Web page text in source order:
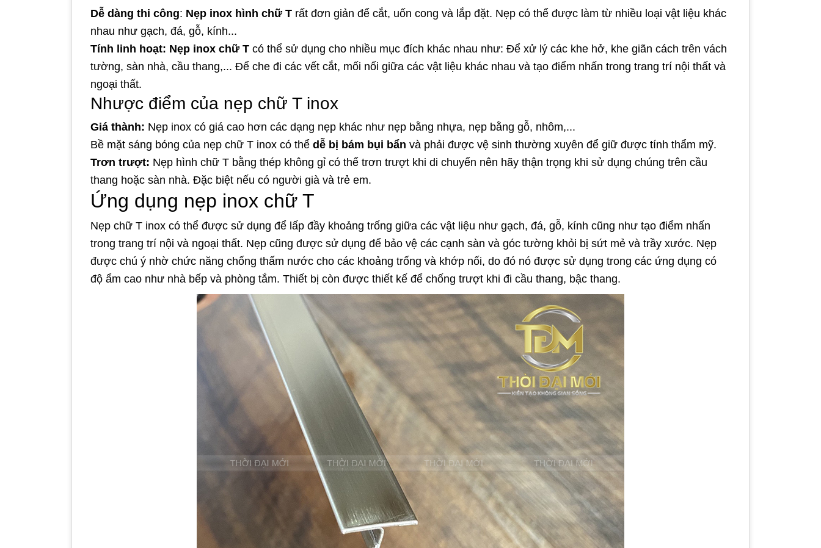
Dễ dàng thi công: Nẹp inox hình chữ T rất đơn giản để cắt, uốn cong và lắp đặt. Nẹp có thể được làm từ nhiều loại vật liệu khác
nhau như gạch, đá, gỗ, kính...
Tính linh hoạt: Nẹp inox chữ T có thể sử dụng cho nhiều mục đích khác nhau như: Để xử lý các khe hở, khe giãn cách trên vách
tường, sàn nhà, cầu thang,... Để che đi các vết cắt, mối nối giữa các vật liệu khác nhau và tạo điểm nhấn trong trang trí nội thất và
ngoại thất.
Nhược điểm của nẹp chữ T inox
Giá thành: Nẹp inox có giá cao hơn các dạng nẹp khác như nẹp bằng nhựa, nẹp bằng gỗ, nhôm,...
Bề mặt sáng bóng của nẹp chữ T inox có thể dễ bị bám bụi bẩn và phải được vệ sinh thường xuyên để giữ được tính thẩm mỹ.
Trơn trượt: Nẹp hình chữ T bằng thép không gỉ có thể trơn trượt khi di chuyển nên hãy thận trọng khi sử dụng chúng trên cầu
thang hoặc sàn nhà. Đặc biệt nếu có người già và trẻ em.
Ứng dụng nẹp inox chữ T
Nẹp chữ T inox có thể được sử dụng để lấp đầy khoảng trống giữa các vật liệu như gạch, đá, gỗ, kính cũng như tạo điểm nhấn
trong trang trí nội và ngoại thất. Nẹp cũng được sử dụng để bảo vệ các cạnh sàn và góc tường khỏi bị sứt mẻ và trầy xước. Nẹp
được chú ý nhờ chức năng chống thấm nước cho các khoảng trống và khớp nối, do đó nó được sử dụng trong các ứng dụng có
độ ẩm cao như nhà bếp và phòng tắm. Thiết bị còn được thiết kế để chống trượt khi đi cầu thang, bậc thang.